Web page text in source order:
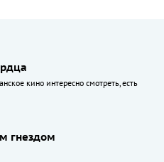
кино интересно смотреть, есть
гнездом